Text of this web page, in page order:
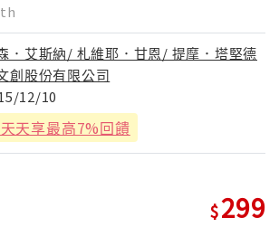
．艾斯納/ 札維耶．甘恩/ 提摩．塔堅德
創股份有限公司
12/10
天天享最高7%回饋
299